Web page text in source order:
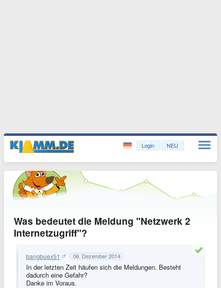
Login NEU
Was bedeutet die Meldung "Netzwerk 2
Internetzugriff"?
bangbuex51 06. Dezember 2014
In der letzten Zeit häufen sich die Meldungen. Besteht
dadurch eine Gefahr?
Danke im Voraus.